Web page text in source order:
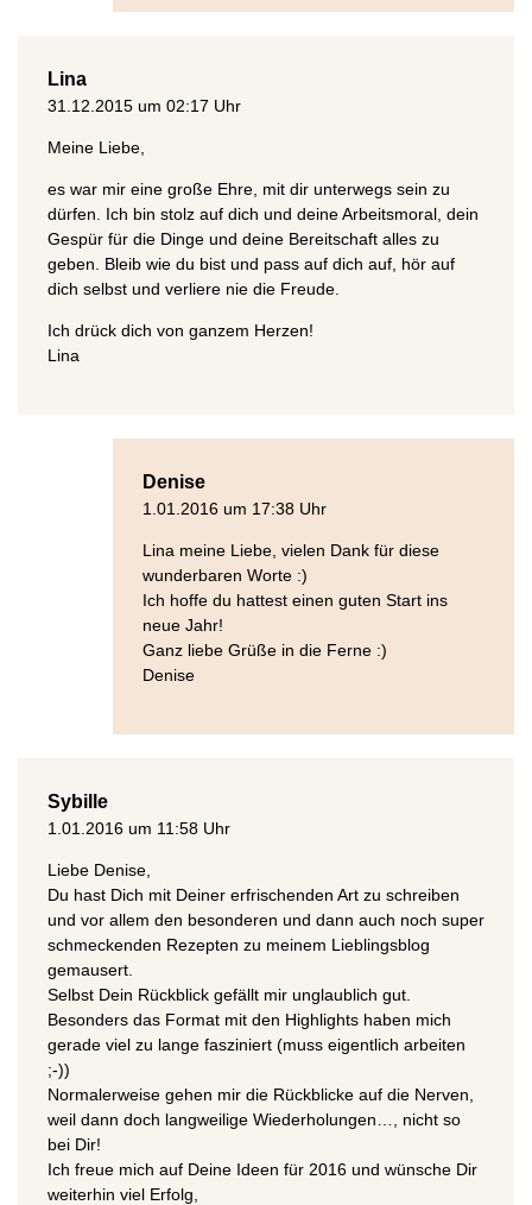
Lina
31.12.2015 um 02:17 Uhr
Meine Liebe,
es war mir eine große Ehre, mit dir unterwegs sein zu
dürfen. Ich bin stolz auf dich und deine Arbeitsmoral, dein
Gespür für die Dinge und deine Bereitschaft alles zu
geben. Bleib wie du bist und pass auf dich auf, hör auf
dich selbst und verliere nie die Freude.
Ich drück dich von ganzem Herzen!
Lina
Denise
1.01.2016 um 17:38 Uhr
Lina meine Liebe, vielen Dank für diese
wunderbaren Worte :)
Ich hoffe du hattest einen guten Start ins
neue Jahr!
Ganz liebe Grüße in die Ferne :)
Denise
Sybille
1.01.2016 um 11:58 Uhr
Liebe Denise,
Du hast Dich mit Deiner erfrischenden Art zu schreiben
und vor allem den besonderen und dann auch noch super
schmeckenden Rezepten zu meinem Lieblingsblog
gemausert.
Selbst Dein Rückblick gefällt mir unglaublich gut.
Besonders das Format mit den Highlights haben mich
gerade viel zu lange fasziniert (muss eigentlich arbeiten
;-))
Normalerweise gehen mir die Rückblicke auf die Nerven,
weil dann doch langweilige Wiederholungen…, nicht so
bei Dir!
Ich freue mich auf Deine Ideen für 2016 und wünsche Dir
weiterhin viel Erfolg,